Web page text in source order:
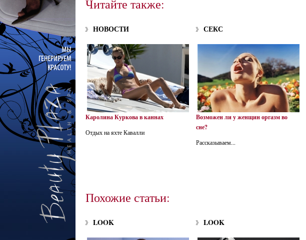
Читайте также:
НОВОСТИ
Каролина Куркова в каннах
Отдых на яхте Кавалли
СЕКС
Возможен ли у женщин оргазм во
сне?
Рассказываем...
Похожие статьи:
LOOK LOOK